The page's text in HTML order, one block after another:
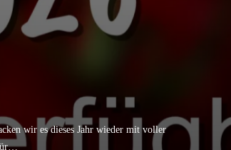
wir es dieses Jahr wieder mit voller
für…